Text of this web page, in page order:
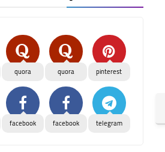
pinterest
quora
quora
telegram
facebook
facebook